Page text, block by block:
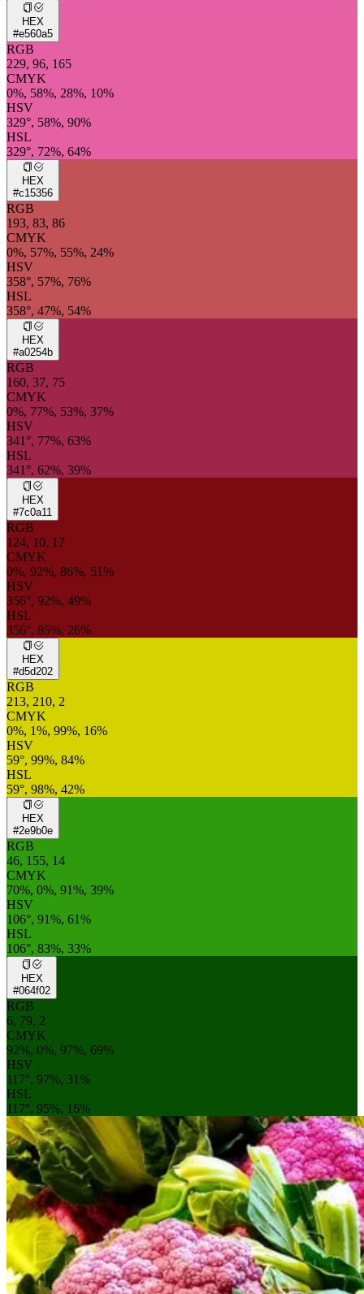
HEX
#e560a5
RGB
229, 96, 165
CMYK
0%, 58%, 28%, 10%
HSV
329°, 58%, 90%
HSL
329°, 72%, 64%
HEX
#c15356
RGB
193, 83, 86
CMYK
0%, 57%, 55%, 24%
HSV
358°, 57%, 76%
HSL
358°, 47%, 54%
HEX
#a0254b
RGB
160, 37, 75
CMYK
0%, 77%, 53%, 37%
HSV
341°, 77%, 63%
HSL
341°, 62%, 39%
HEX
#7c0a11
RGB
124, 10, 17
CMYK
0%, 92%, 86%, 51%
HSV
356°, 92%, 49%
HSL
356°, 85%, 26%
HEX
#d5d202
RGB
213, 210, 2
CMYK
0%, 1%, 99%, 16%
HSV
59°, 99%, 84%
HSL
59°, 98%, 42%
HEX
#2e9b0e
RGB
46, 155, 14
CMYK
70%, 0%, 91%, 39%
HSV
106°, 91%, 61%
HSL
106°, 83%, 33%
HEX
#064f02
RGB
6, 79, 2
CMYK
92%, 0%, 97%, 69%
HSV
117°, 97%, 31%
HSL
117°, 95%, 16%